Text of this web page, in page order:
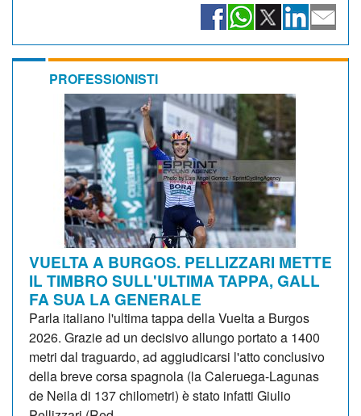
PROFESSIONISTI
VUELTA A BURGOS. PELLIZZARI METTE
IL TIMBRO SULL'ULTIMA TAPPA, GALL
FA SUA LA GENERALE
Parla italiano l'ultima tappa della Vuelta a Burgos
2026. Grazie ad un decisivo allungo portato a 1400
metri dal traguardo, ad aggiudicarsi l'atto conclusivo
della breve corsa spagnola (la Caleruega-Lagunas
de Neila di 137 chilometri) è stato infatti Giulio